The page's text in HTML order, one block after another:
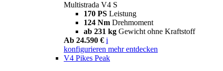
Multistrada V4 S
170 PS Leistung
124 Nm Drehmoment
ab 231 kg Gewicht ohne Kraftstoff
Ab 24.590 € i
konfigurieren mehr entdecken
V4 Pikes Peak